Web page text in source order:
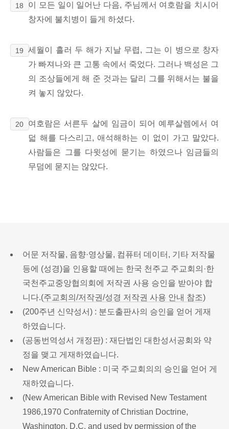
18
이 모든 일이 일어난 다음, 주님께서 여호람을 치시어
창자에 불치병이 들게 하셨다.
19
세월이 흘러 두 해가 지날 무렵, 그는 이 병으로 창자
가 빠져나와 큰 고통 속에서 죽었다. 그러나 백성은 그
의 조상들에게 해 준 것과는 달리 그를 위해서는 불을
켜 놓지 않았다.
20
여호람은 서른두 살에 임금이 되어 예루살렘에서 여
덟 해를 다스리고, 애석해하는 이 없이 가고 말았다.
사람들은 그를 다윗성에 묻기는 하였으나 임금들의
무덤에 묻지는 않았다.
어문 저작물, 음향·영상물, 컴퓨터 데이터, 기타 저작물
등에 (성경)을 인용할 때에는 한국 천주교 주교회의·한
국천주교중앙협의회에 저작권 사용 승인을 받아야 합
니다.(주교회의/저작권/성경 저작권 사용 안내 참조)
(200주년 신약성서) : 분도출판사의 승인을 얻어 게재
하였습니다.
(공동번역성서 개정판) : 재단법인 대한성서공회와 약
정을 맺고 게재하였습니다.
New American Bible : 미국 주교회의의 승인을 얻어 게
재하였습니다.
(New American Bible with Revised New Testament
1986,1970 Confraternity of Christian Doctrine,
Washington, D.C. and used by permission of the